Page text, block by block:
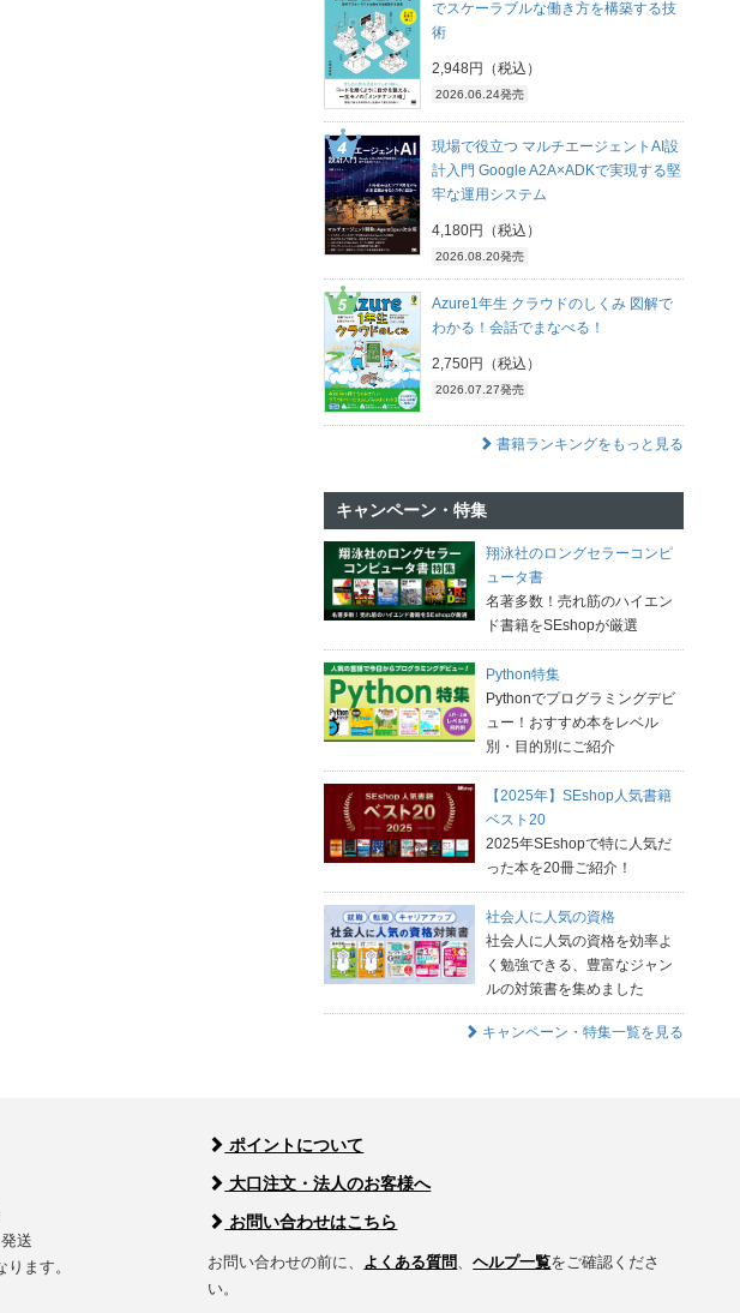
でスケーラブルな働き方を構築する技
術
2,948円（税込）
2026.06.24発売
現場で役立つ マルチエージェントAI設
計入門 Google A2A×ADKで実現する堅
牢な運用システム
4,180円（税込）
2026.08.20発売
Azure1年生 クラウドのしくみ 図解で
わかる！会話でまなべる！
2,750円（税込）
2026.07.27発売
書籍ランキングをもっと見る
キャンペーン・特集
翔泳社のロングセラーコンピ
ュータ書
名著多数！売れ筋のハイエン
ド書籍をSEshopが厳選
Python特集
Pythonでプログラミングデビ
ュー！おすすめ本をレベル
別・目的別にご紹介
【2025年】SEshop人気書籍
ベスト20
2025年SEshopで特に人気だ
った本を20冊ご紹介！
社会人に人気の資格
社会人に人気の資格を効率よ
く勉強できる、豊富なジャン
ルの対策書を集めました
キャンペーン・特集一覧を見る
送
ます。
ポイントについて
大口注文・法人のお客様へ
お問い合わせはこちら
お問い合わせの前に、 よくある質問、ヘルプ一覧をご確認くださ
い。